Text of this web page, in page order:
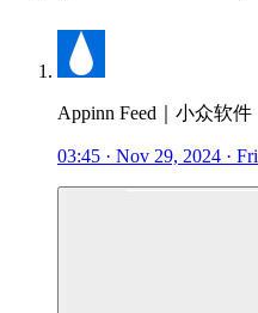
Appinn Feed｜小众软件
03:45 · Nov 29, 2024 · Fri